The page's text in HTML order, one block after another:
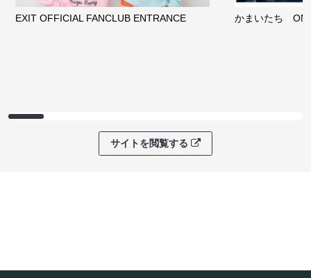
EXIT OFFICIAL FANCLUB ENTRANCE かまいたち
サイトを閲覧する